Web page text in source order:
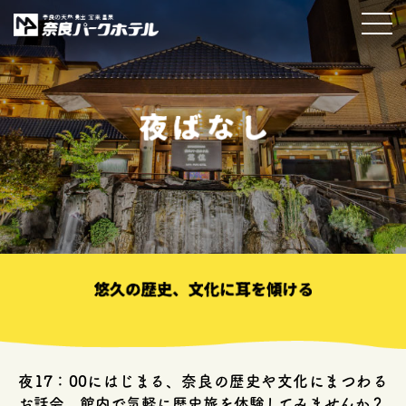
夜17：00にはじまる、奈良の歴史や文化にまつわる